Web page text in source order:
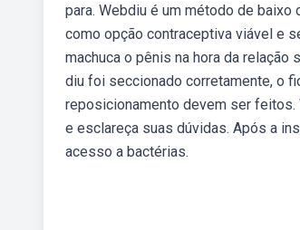
para. Webdiu é um método de
como opção contraceptiva viável e
machuca o pênis na hora da
diu foi seccionado corretamente, o
reposicionamento devem ser feitos.
e esclareça suas dúvidas. Após a
acesso a bactérias.